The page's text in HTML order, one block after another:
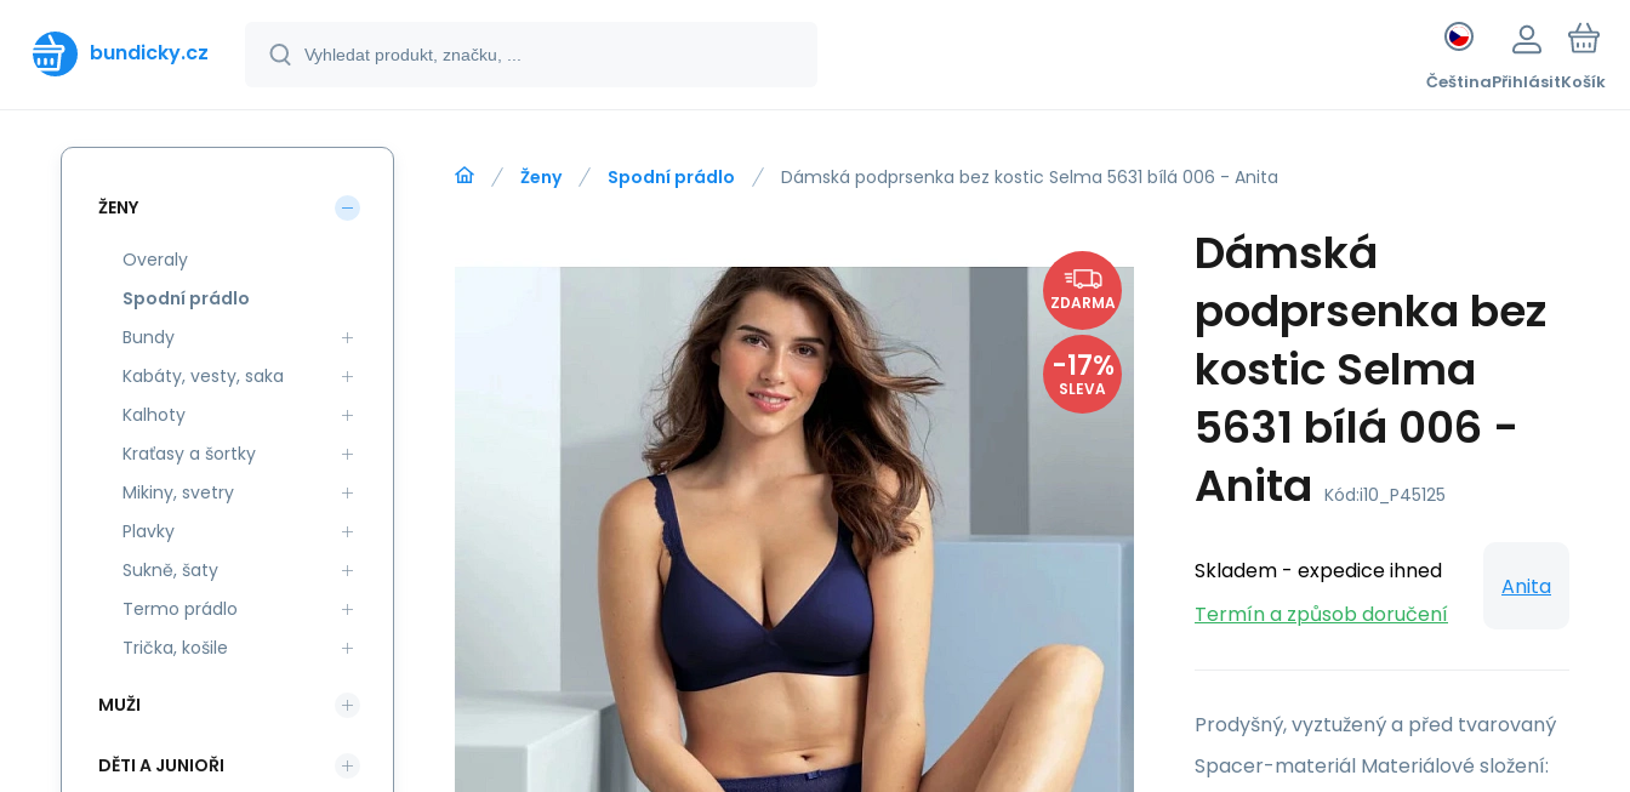
bundicky.cz
ČeštinaPřihlásitKošík
Ženy Spodní prádlo Dámská podprsenka bez kostic Selma 5631 bílá 006 - Anita
ZDARMA
-17%
SLEVA
Dámská
podprsenka bez
kostic Selma
5631 bílá 006 -
Anita Kód:i10_P45125
Skladem - expedice ihned
Termín a způsob doručení
Anita
Prodyšný, vyztužený a před tvarovaný
Spacer-materiál Materiálové složení:
ŽENY
Overaly
Spodní prádlo
Bundy
Kabáty, vesty, saka
Kalhoty
Kraťasy a šortky
Mikiny, svetry
Plavky
Sukně, šaty
Termo prádlo
Trička, košile
MUŽI
DĚTI A JUNIOŘI